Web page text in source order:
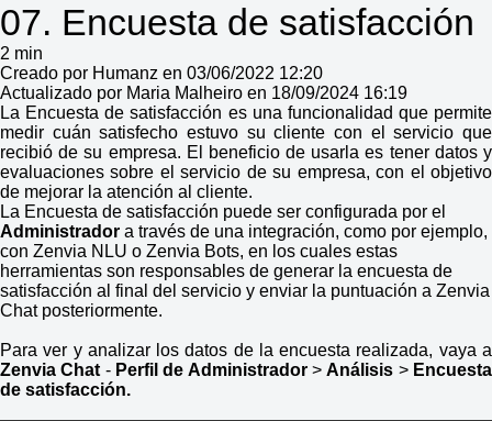
07. Encuesta de satisfacción
2 min
Creado por Humanz en 03/06/2022 12:20
Actualizado por Maria Malheiro en 18/09/2024 16:19
La Encuesta de satisfacción es una funcionalidad que permite
medir cuán satisfecho estuvo su cliente con el servicio que
recibió de su empresa. El beneficio de usarla es tener datos y
evaluaciones sobre el servicio de su empresa, con el objetivo
de mejorar la atención al cliente.
La Encuesta de satisfacción puede ser configurada por el
Administrador a través de una integración, como por ejemplo,
con Zenvia NLU o Zenvia Bots, en los cuales estas
herramientas son responsables de generar la encuesta de
satisfacción al final del servicio y enviar la puntuación a Zenvia
Chat posteriormente.
Para ver y analizar los datos de la encuesta realizada, vaya a
Zenvia Chat - Perfil de Administrador>Análisis > Encuesta
de satisfacción.